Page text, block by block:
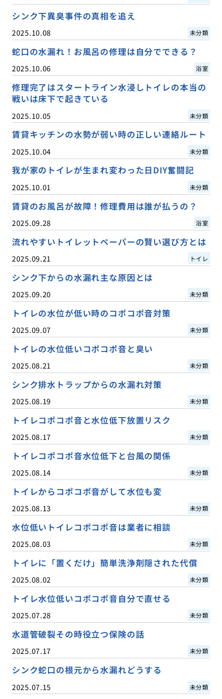
シンク下異臭事件の真相を追え
2025.10.08 未分類
蛇口の水漏れ！お風呂の修理は自分でできる？
2025.10.06 浴室
修理完了はスタートライン水浸しトイレの本当の
戦いは床下で起きている
2025.10.05 未分類
賃貸キッチンの水勢が弱い時の正しい連絡ルート
2025.10.04 未分類
我が家のトイレが生まれ変わった日DIY奮闘記
2025.10.01 未分類
賃貸のお風呂が故障！修理費用は誰が払うの？
2025.09.28 浴室
流れやすいトイレットペーパーの賢い選び方とは
2025.09.21 トイレ
シンク下からの水漏れ主な原因とは
2025.09.20 未分類
トイレの水位が低い時のコポコポ音対策
2025.09.07 未分類
トイレの水位低いコポコポ音と臭い
2025.08.21 未分類
シンク排水トラップからの水漏れ対策
2025.08.19 未分類
トイレコポコポ音と水位低下放置リスク
2025.08.17 未分類
トイレコポコポ音水位低下と台風の関係
2025.08.14 未分類
トイレからコポコポ音がして水位も変
2025.08.13 未分類
水位低いトイレコポコポ音は業者に相談
2025.08.03 未分類
トイレに「置くだけ」簡単洗浄剤隠された代償
2025.08.02 未分類
トイレ水位低いコポコポ音自分で直せる
2025.07.28 未分類
水道管破裂その時役立つ保険の話
2025.07.17 未分類
シンク蛇口の根元から水漏れどうする
2025.07.15 未分類